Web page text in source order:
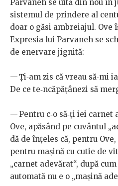
Parvaneh se uită din nou în
sistemul de prindere al
doar o găsi ambreiajul. Ove
Expresia lui Parvaneh se
de enervare jignită:
— Ți‑am zis că vreau să‑mi
De ce te‑ncăpățânezi să
— Pentru c‑o să‑ți iei carnet
Ove, apăsând pe cuvântul
dă de înțeles că, pentru
pentru mașină cu cutie de
„carnet adevărat“, după
automată nu e o „mașină